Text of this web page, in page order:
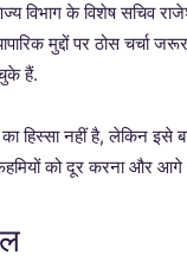
विभाग के विशेष सचिव
मुद्दों पर ठोस चर्चा
हैं.
हिस्सा नहीं है, लेकिन इसे
को दूर करना और